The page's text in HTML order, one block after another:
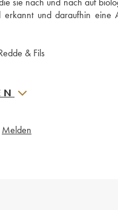
und daraufhin
& Fils
Melden